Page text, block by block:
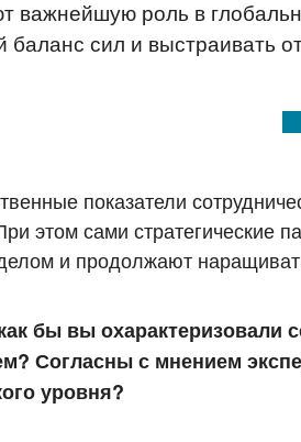
важнейшую роль в
баланс сил и выстраивать
показатели
этом сами стратегические
и продолжают
бы вы охарактеризовали
Согласны с мнением
уровня?